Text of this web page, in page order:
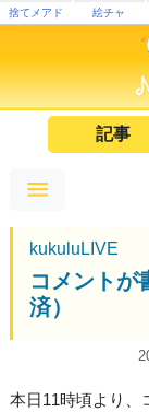
捨てメアド 絵チャ
記事
kukuluLIVE
コメントが
済）
本日11時頃より、